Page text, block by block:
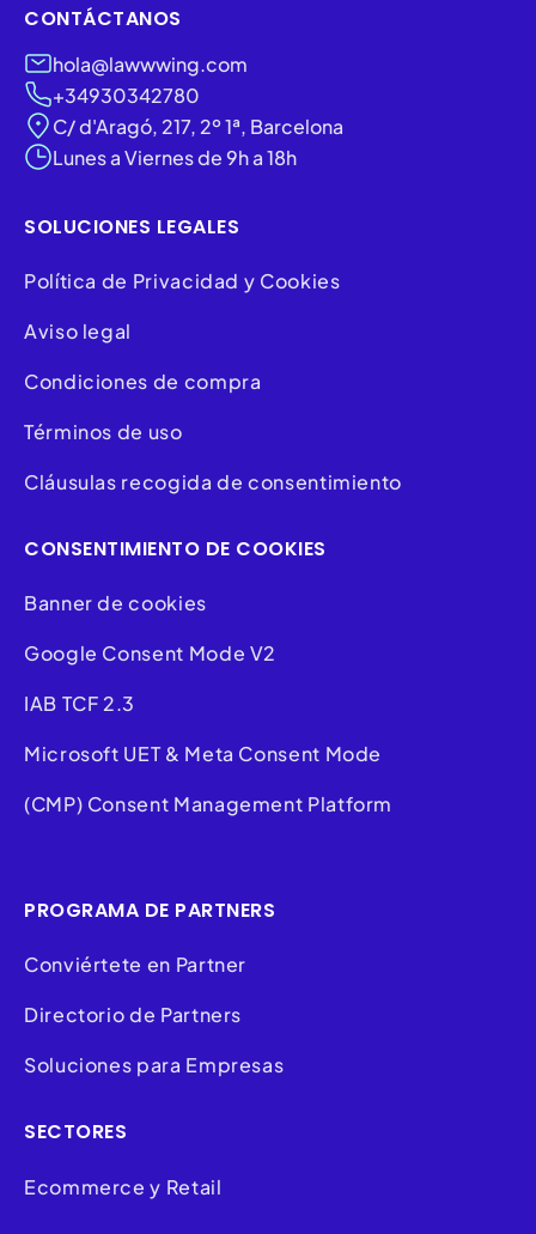
CONTÁCTANOS
hola@lawwwing.com
+34930342780
C/ d'Aragó, 217, 2º 1ª, Barcelona
Lunes a Viernes de 9h a 18h
SOLUCIONES LEGALES
Política de Privacidad y Cookies
Aviso legal
Condiciones de compra
Términos de uso
Cláusulas recogida de consentimiento
CONSENTIMIENTO DE COOKIES
Banner de cookies
Google Consent Mode V2
IAB TCF 2.3
Microsoft UET & Meta Consent Mode
(CMP) Consent Management Platform
PROGRAMA DE PARTNERS
Conviértete en Partner
Directorio de Partners
Soluciones para Empresas
SECTORES
Ecommerce y Retail